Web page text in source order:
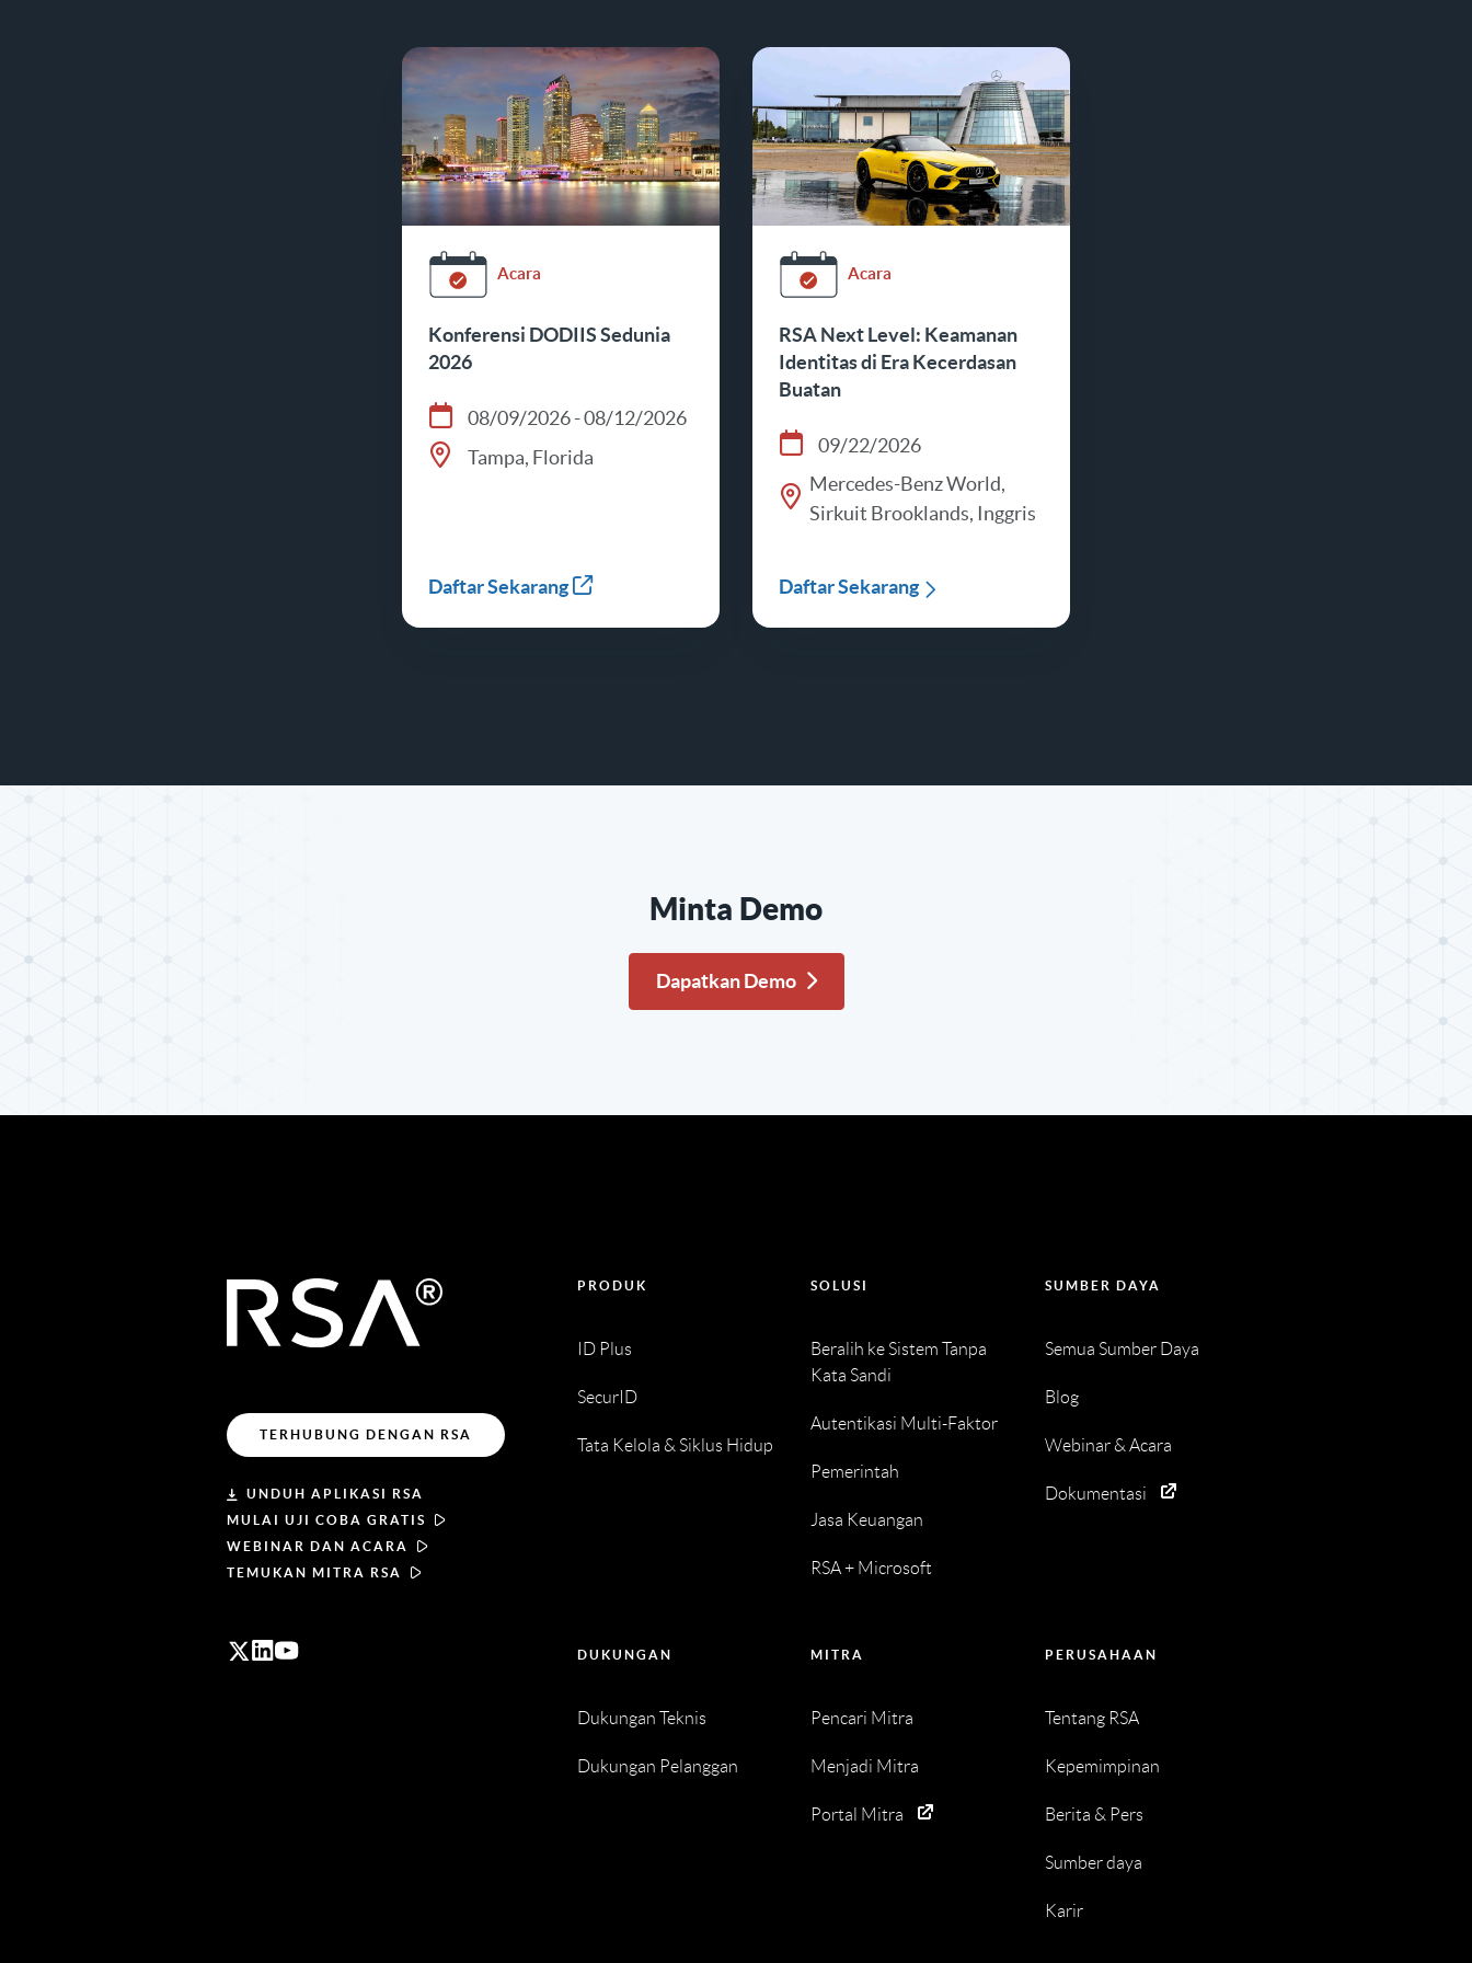
Acara
Konferensi DODIIS Sedunia
2026
08/09/2026 - 08/12/2026
Tampa, Florida
Daftar Sekarang
Acara
RSA Next Level: Keamanan
Identitas di Era Kecerdasan
Buatan
09/22/2026
Mercedes-Benz World,
Sirkuit Brooklands, Inggris
Daftar Sekarang
Minta Demo
Dapatkan Demo
TERHUBUNG DENGAN RSA
UNDUH APLIKASI RSA
MULAI UJI COBA GRATIS
WEBINAR DAN ACARA
TEMUKAN MITRA RSA
PRODUK
ID Plus
SecurID
Tata Kelola & Siklus Hidup
SOLUSI
Beralih ke Sistem Tanpa
Kata Sandi
Autentikasi Multi-Faktor
Pemerintah
Jasa Keuangan
RSA + Microsoft
SUMBER DAYA
Semua Sumber Daya
Blog
Webinar & Acara
Dokumentasi
DUKUNGAN
Dukungan Teknis
Dukungan Pelanggan
MITRA
Pencari Mitra
Menjadi Mitra
Portal Mitra
PERUSAHAAN
Tentang RSA
Kepemimpinan
Berita & Pers
Sumber daya
Karir